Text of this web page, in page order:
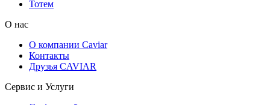
Тотем
О нас
О компании Caviar
Контакты
Друзья CAVIAR
Сервис и Услуги